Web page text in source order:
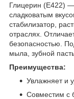
Глицерин (E422) —
сладковатым
стабилизатор,
отраслях.
безопасностью.
мыла, зубной
Преимущества:
Увлажняет и
Совместим с